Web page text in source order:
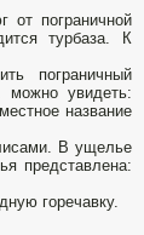
пограничной
турбаза. К
пограничный
можно увидеть:
название
В ущелье
представлена:
горечавку.